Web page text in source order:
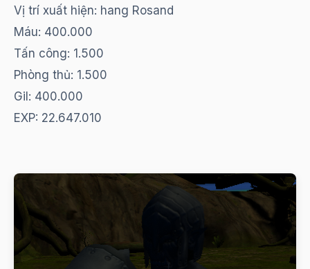
Vị trí xuất hiện: hang Rosand
Máu: 400.000
Tấn công: 1.500
Phòng thủ: 1.500
Gil: 400.000
EXP: 22.647.010